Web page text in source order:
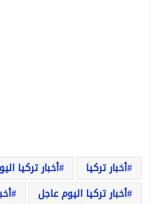
أخبار تركيا
أخبار تركيا
أخبار تركيا اليوم عاجل